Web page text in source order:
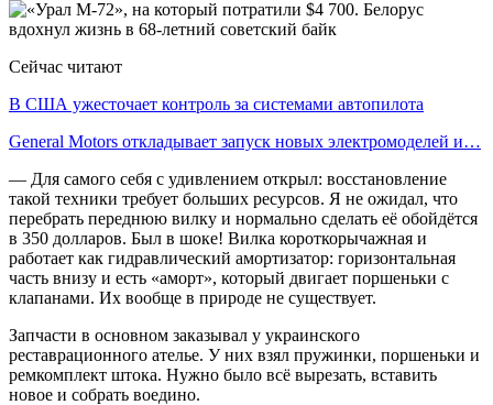
Сейчас читают
В США ужесточает контроль за системами автопилота
General Motors откладывает запуск новых электромоделей и…
— Для самого себя с удивлением открыл: восстановление
такой техники требует больших ресурсов. Я не ожидал, что
перебрать переднюю вилку и нормально сделать её обойдётся
в 350 долларов. Был в шоке! Вилка короткорычажная и
работает как гидравлический амортизатор: горизонтальная
часть внизу и есть «аморт», который двигает поршеньки с
клапанами. Их вообще в природе не существует.
Запчасти в основном заказывал у украинского
реставрационного ателье. У них взял пружинки, поршеньки и
ремкомплект штока. Нужно было всё вырезать, вставить
новое и собрать воедино.